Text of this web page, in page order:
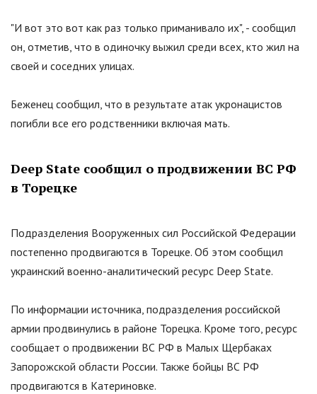
"И вот это вот как раз только приманивало их", - сообщил
он, отметив, что в одиночку выжил среди всех, кто жил на
своей и соседних улицах.
Беженец сообщил, что в результате атак укронацистов
погибли все его родственники включая мать.
Deep State сообщил о продвижении ВС РФ
в Торецке
Подразделения Вооруженных сил Российской Федерации
постепенно продвигаются в Торецке. Об этом сообщил
украинский военно-аналитический ресурс Deep State.
По информации источника, подразделения российской
армии продвинулись в районе Торецка. Кроме того, ресурс
сообщает о продвижении ВС РФ в Малых Щербаках
Запорожской области России. Также бойцы ВС РФ
продвигаются в Катериновке.